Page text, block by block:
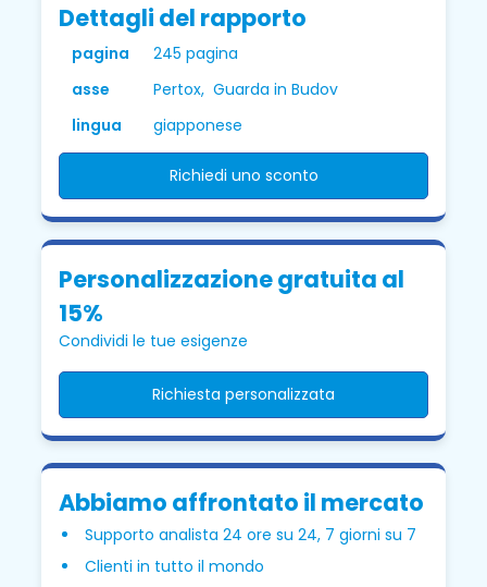
Dettagli del rapporto
pagina
245 pagina
asse
Pertox, Guarda in Budov
lingua
giapponese
Richiedi uno sconto
Personalizzazione gratuita al
15%
Condividi le tue esigenze
Richiesta personalizzata
Abbiamo affrontato il mercato
Supporto analista 24 ore su 24, 7 giorni su 7
Clienti in tutto il mondo